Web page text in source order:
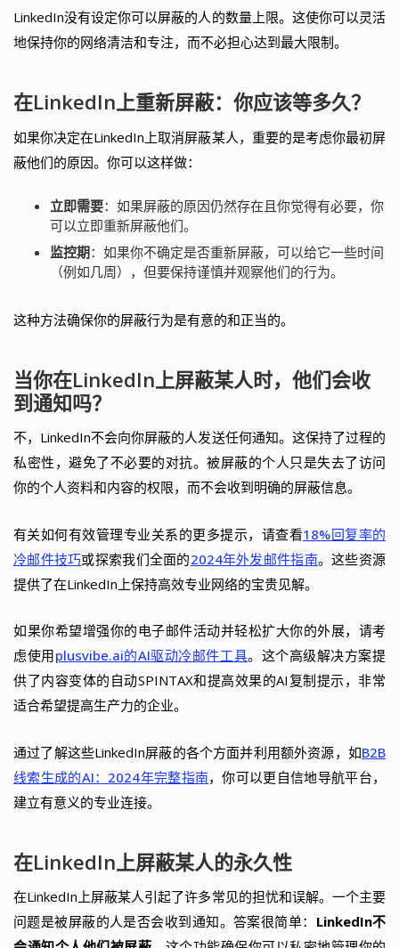
LinkedIn没有设定你可以屏蔽的人的数量上限。这使你可以灵活
地保持你的网络清洁和专注，而不必担心达到最大限制。
在LinkedIn上重新屏蔽：你应该等多久？
如果你决定在LinkedIn上取消屏蔽某人，重要的是考虑你最初屏
蔽他们的原因。你可以这样做：
立即需要：如果屏蔽的原因仍然存在且你觉得有必要，你
可以立即重新屏蔽他们。
监控期：如果你不确定是否重新屏蔽，可以给它一些时间
（例如几周），但要保持谨慎并观察他们的行为。
这种方法确保你的屏蔽行为是有意的和正当的。
当你在LinkedIn上屏蔽某人时，他们会收
到通知吗？
不，LinkedIn不会向你屏蔽的人发送任何通知。这保持了过程的
私密性，避免了不必要的对抗。被屏蔽的个人只是失去了访问
你的个人资料和内容的权限，而不会收到明确的屏蔽信息。
有关如何有效管理专业关系的更多提示，请查看18%回复率的
冷邮件技巧或探索我们全面的2024年外发邮件指南。这些资源
提供了在LinkedIn上保持高效专业网络的宝贵见解。
如果你希望增强你的电子邮件活动并轻松扩大你的外展，请考
虑使用plusvibe.ai的AI驱动冷邮件工具。这个高级解决方案提
供了内容变体的自动SPINTAX和提高效果的AI复制提示，非常
适合希望提高生产力的企业。
通过了解这些LinkedIn屏蔽的各个方面并利用额外资源，如B2B
线索生成的AI：2024年完整指南，你可以更自信地导航平台，
建立有意义的专业连接。
在LinkedIn上屏蔽某人的永久性
在LinkedIn上屏蔽某人引起了许多常见的担忧和误解。一个主要
问题是被屏蔽的人是否会收到通知。答案很简单： LinkedIn不